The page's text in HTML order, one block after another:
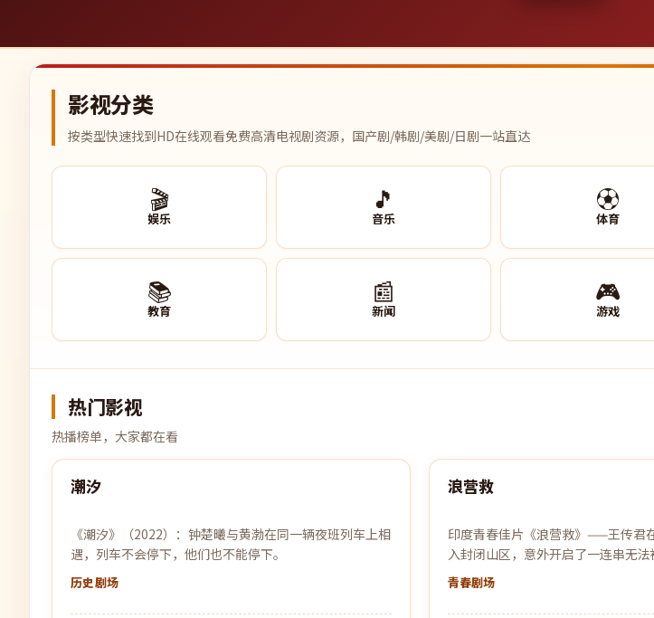
影视分类
按类型快速找到HD在线观看免费高清电视剧资源，国产剧/韩剧/美剧/日剧一站直达
🎬
娱乐
🎵
音乐
⚽
体育
📚
教育
📰
新闻
🎮
游戏
热门影视
热播榜单，大家都在看
热门
潮汐
《潮汐》（2022）：钟楚曦与黄渤在同一辆夜班列车上相
遇，列车不会停下，他们也不能停下。
历史剧场
热门
浪营救
印度青春佳片《浪营救》——王传君
入封闭山区，意外开启了一连串无法
青春剧场